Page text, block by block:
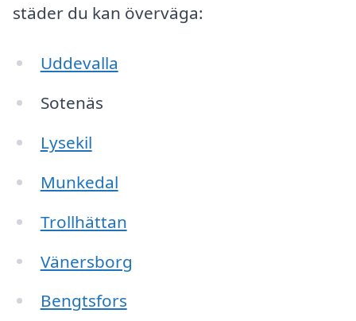
städer du kan överväga:
Uddevalla
Sotenäs
Lysekil
Munkedal
Trollhättan
Vänersborg
Bengtsfors